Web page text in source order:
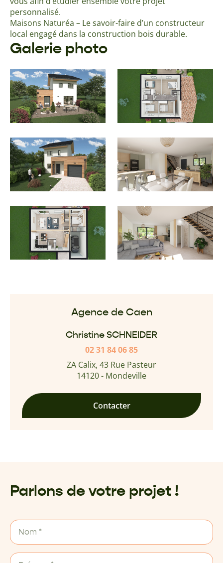
personnalisé.
Maisons Naturéa – Le savoir-faire d’un constructeur
local engagé dans la construction bois durable.
Galerie photo
Agence de Caen
Christine SCHNEIDER
02 31 84 06 85
ZA Calix, 43 Rue Pasteur
14120 - Mondeville
Contacter
Parlons de votre projet !